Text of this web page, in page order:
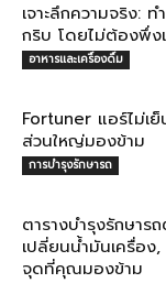
เจาะลึกความจริง: ท
กริบ โดยไม่ต้องพึ่ง
อาหารและเครื่องดื่ม
Fortuner แอร์ไม่เ
ส่วนใหญ่มองข้าม
การบำรุงรักษารถ
ตารางบำรุงรักษาร
เปลี่ยนน้ำมันเครื่อ
จุดที่คุณมองข้าม